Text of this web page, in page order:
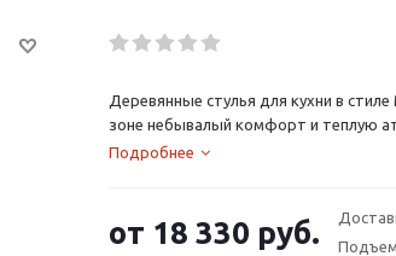
Деревянные стулья для кухни в
зоне небывалый комфорт и теплую
Подробнее
от 18 330 руб.